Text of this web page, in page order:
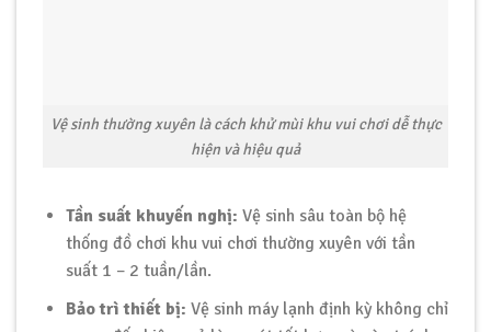
Vệ sinh thường xuyên là cách khử mùi khu vui chơi dễ thực
hiện và hiệu quả
Tần suất khuyến nghị: Vệ sinh sâu toàn bộ hệ
thống đồ chơi khu vui chơi thường xuyên với tần
suất 1 – 2 tuần/lần.
Bảo trì thiết bị: Vệ sinh máy lạnh định kỳ không chỉ